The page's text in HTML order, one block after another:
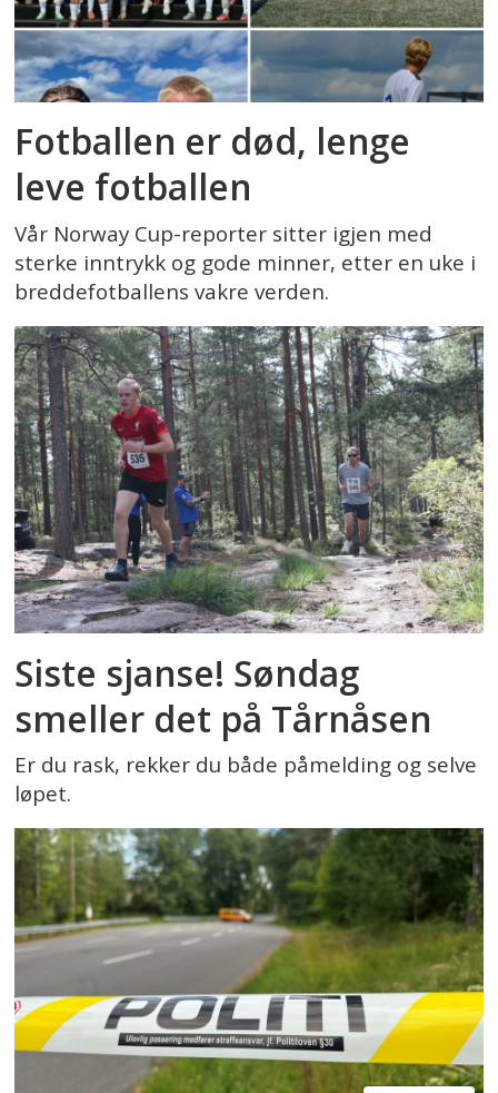
Fotballen er død, lenge
leve fotballen
Vår Norway Cup-reporter sitter igjen med
sterke inntrykk og gode minner, etter en uke i
breddefotballens vakre verden.
Siste sjanse! Søndag
smeller det på Tårnåsen
Er du rask, rekker du både påmelding og selve
løpet.